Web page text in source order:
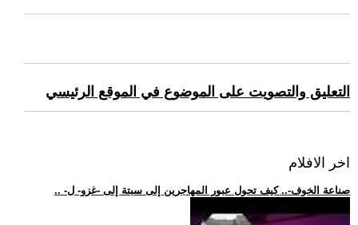
التعليق والتصويت على الموضوع في الموقع الرئيسي
اخر الافلام
.. -صناعة الخوف-.. كيف تحول عبور المهاجرين إلى سبتة إلى -غزو- ل